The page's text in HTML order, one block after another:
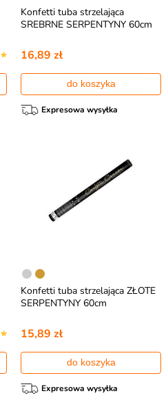
Konfetti tuba strzelająca
SREBRNE SERPENTYNY 60cm
16,89 zł
do koszyka
Expresowa wysyłka
Konfetti tuba strzelająca ZŁOTE
SERPENTYNY 60cm
15,89 zł
do koszyka
Expresowa wysyłka